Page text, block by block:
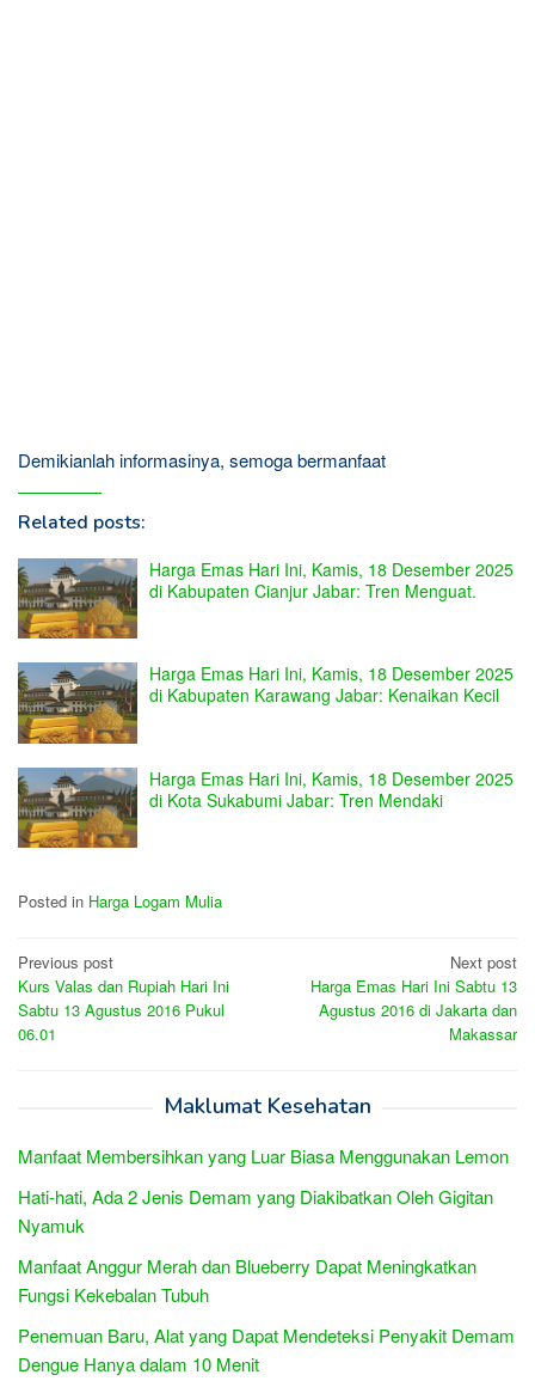
Demikianlah informasinya, semoga bermanfaat
Related posts:
Harga Emas Hari Ini, Kamis, 18 Desember 2025
di Kabupaten Cianjur Jabar: Tren Menguat.
Harga Emas Hari Ini, Kamis, 18 Desember 2025
di Kabupaten Karawang Jabar: Kenaikan Kecil
Harga Emas Hari Ini, Kamis, 18 Desember 2025
di Kota Sukabumi Jabar: Tren Mendaki
Posted in Harga Logam Mulia
Post
navigation
Previous post
Kurs Valas dan Rupiah Hari Ini
Sabtu 13 Agustus 2016 Pukul
06.01
Next post
Harga Emas Hari Ini Sabtu 13
Agustus 2016 di Jakarta dan
Makassar
Maklumat Kesehatan
Manfaat Membersihkan yang Luar Biasa Menggunakan Lemon
Hati-hati, Ada 2 Jenis Demam yang Diakibatkan Oleh Gigitan
Nyamuk
Manfaat Anggur Merah dan Blueberry Dapat Meningkatkan
Fungsi Kekebalan Tubuh
Penemuan Baru, Alat yang Dapat Mendeteksi Penyakit Demam
Dengue Hanya dalam 10 Menit